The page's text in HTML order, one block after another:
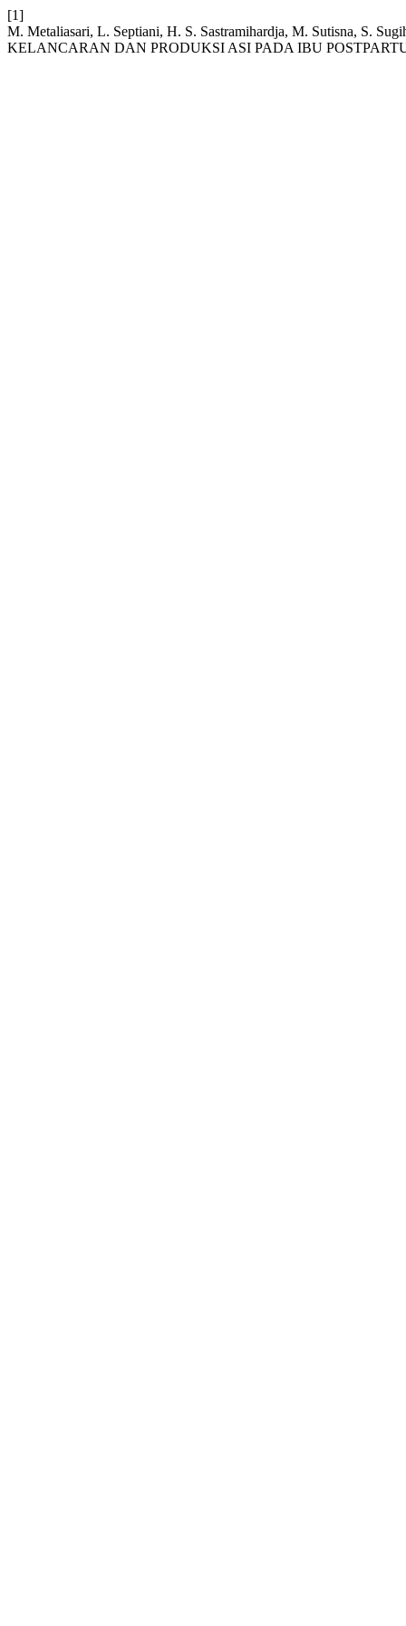
[1]
M. Metaliasari, L. Septiani, H. S. Sastramihardja, M. Sutisna, S.
KELANCARAN DAN PRODUKSI ASI PADA IBU